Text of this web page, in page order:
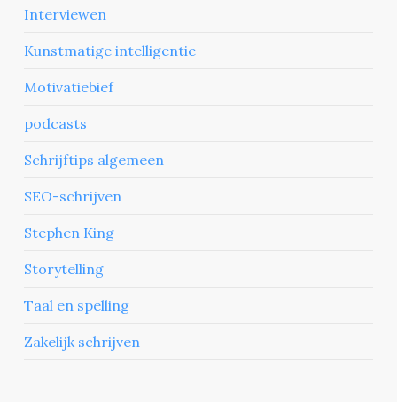
Interviewen
Kunstmatige intelligentie
Motivatiebief
podcasts
Schrijftips algemeen
SEO-schrijven
Stephen King
Storytelling
Taal en spelling
Zakelijk schrijven